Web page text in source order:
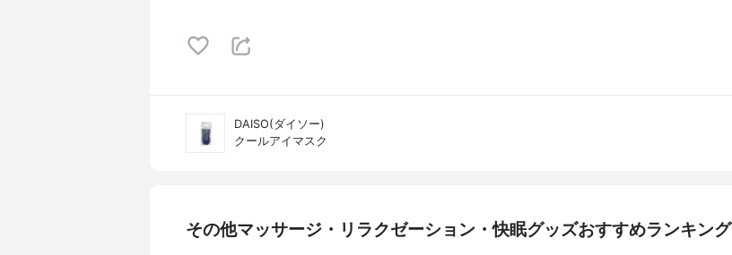
DAISO(ダイソー)
クールアイマスク
その他マッサージ・リラクゼーション・快眠グッズおすすめランキング